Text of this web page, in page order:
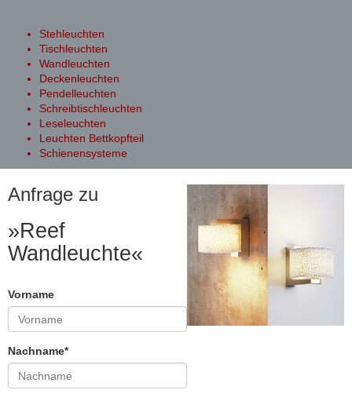
Stehleuchten
Tischleuchten
Wandleuchten
Deckenleuchten
Pendelleuchten
Schreibtischleuchten
Leseleuchten
Leuchten Bettkopfteil
Schienensysteme
Anfrage zu
»Reef
Wandleuchte«
Vorname
Nachname*